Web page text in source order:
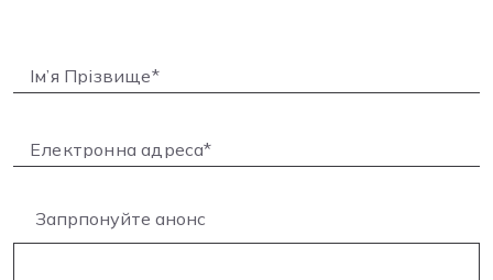
Запрпонуйте анонс